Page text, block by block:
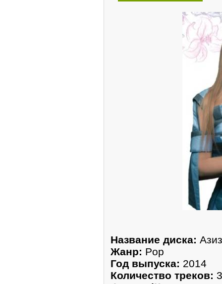
Название диска:
Жанр: Pop
Год выпуска: 2014
Количество треков: